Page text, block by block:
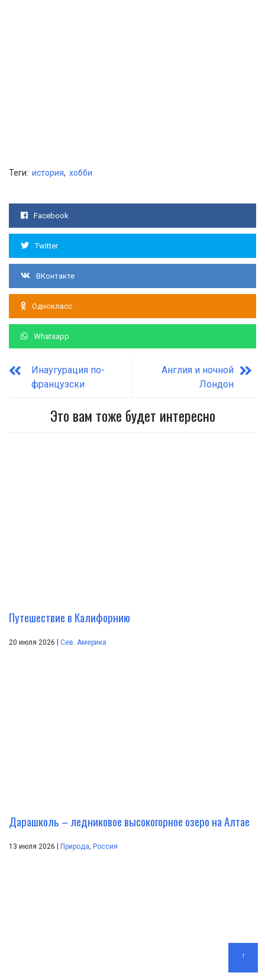
Теги: история, хобби
Facebook
Twitter
ВКонтакте
Однокласс
Whatsapp
Инаугурация по-
французски
Англия и ночной
Лондон
Это вам тоже будет интересно
Путешествие в Калифорнию
20 июля 2026 | Сев. Америка
Дарашколь – ледниковое высокогорное озеро на Алтае
13 июля 2026 Природа, Россия
↑